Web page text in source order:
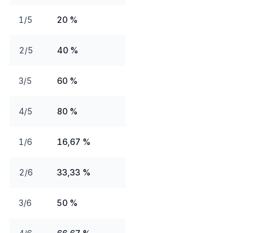
1/5 20 %
2/5 40 %
3/5 60 %
4/5 80 %
1/6 16,67 %
2/6 33,33 %
3/6 50 %